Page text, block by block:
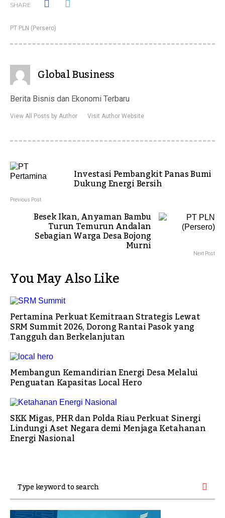
SHARE
PT PLN (Persero)
Global Business
Berita Bisnis dan Ekonomi Terbaru
View All Posts by Author Visit Author Website
Investasi Pembangkit Panas Bumi
Dukung Energi Bersih
Previous Post
Besek Ikan, Anyaman Bambu
Turun Temurun Andalan
Sebagian Warga Desa Bojong
Murni Next Post
You May Also Like
Pertamina Perkuat Kemitraan Strategis Lewat
SRM Summit 2026, Dorong Rantai Pasok yang
Tangguh dan Berkelanjutan
Membangun Kemandirian Energi Desa Melalui
Penguatan Kapasitas Local Hero
SKK Migas, PHR dan Polda Riau Perkuat Sinergi
Lindungi Aset Negara demi Menjaga Ketahanan
Energi Nasional